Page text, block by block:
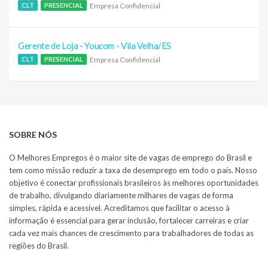
CLT PRESENCIAL Empresa Confidencial
Gerente de Loja - Youcom - Vila Velha/ES
CLT PRESENCIAL Empresa Confidencial
SOBRE NÓS
O Melhores Empregos é o maior site de vagas de emprego do Brasil e
tem como missão reduzir a taxa de desemprego em todo o país. Nosso
objetivo é conectar profissionais brasileiros às melhores oportunidades
de trabalho, divulgando diariamente milhares de vagas de forma
simples, rápida e acessível. Acreditamos que facilitar o acesso à
informação é essencial para gerar inclusão, fortalecer carreiras e criar
cada vez mais chances de crescimento para trabalhadores de todas as
regiões do Brasil.